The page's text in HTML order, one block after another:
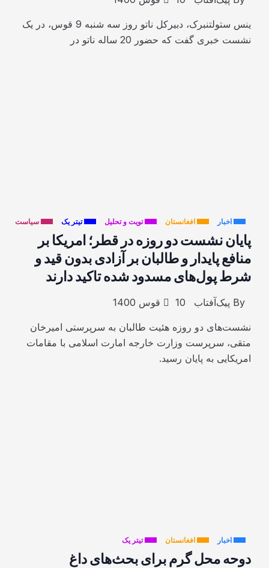
ینس ستولتنبرک، دبیرکل ناتو روز سه شنبه 9 قوس، در یک
نشست خبری گفت که حضور 20 ساله ناتو در
اخبار افغانستان تویت و تحلیل تیتر یک سیاست
پایان نشست دو روزه در قطر؛ امریکا بر
منافع پایدار و طالبان بر آزادی بدون قید و
شرط پول‌های مسدود شده تاکید دارند
By پیک‌آفتاب 10 قوس 1400
نشست‌های دو روزه هئیت طالبان به سرپرستی امیرخان
متقی، سرپرست وزارت خارجه امارت اسلامی با مقامات
امریکایی به پایان رسید.
اخبار افغانستان تیتر یک
دوحه محل گرم برای بحث‌های داغ